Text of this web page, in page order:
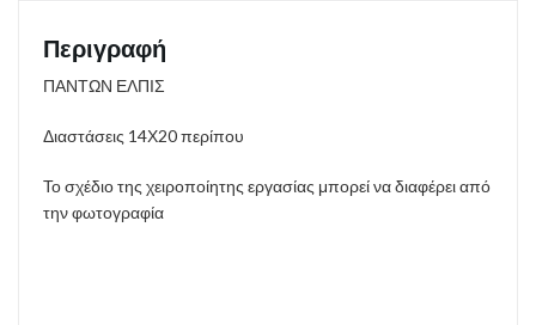
Περιγραφή
ΠΑΝΤΩΝ ΕΛΠΙΣ
Διαστάσεις 14Χ20 περίπου
Το σχέδιο της χειροποίητης εργασίας μπορεί να διαφέρει από
την φωτογραφία